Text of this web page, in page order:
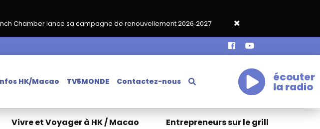
sa campagne de renouvellement 2026‑2027
Grand café de rentrée HKA le vendredi 18
HK/Macao TV5MONDE Contactez-nous écouter
la radio
Vivre et Voyager à HK / Macao Entrepreneurs sur le grill